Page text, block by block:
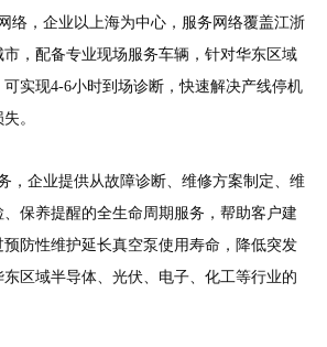
络，企业以上海为中心，服务网络覆盖江浙
，配备专业现场服务车辆，针对华东区域
实现4-6小时到场诊断，快速解决产线停机
。
，企业提供从故障诊断、维修方案制定、维
保养提醒的全生命周期服务，帮助客户建
防性维护延长真空泵使用寿命，降低突发
区域半导体、光伏、电子、化工等行业的